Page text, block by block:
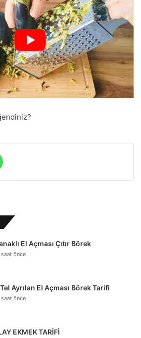
El Açması Çıtır Börek
saat önce
Ayrılan El Açması Börek Tarifi
saat önce
EKMEK TARİFİ